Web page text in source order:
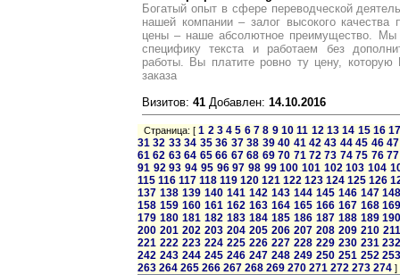
Богатый опыт в сфере переводческой
нашей компании – залог высокого качества
цены – наше абсолютное преимущество. Мы
специфику текста и работаем без
работы. Вы платите ровно ту цену,
заказа
Визитов: 41 Добавлен: 14.10.2016
Страница: [1 2 3 4 5 6 7 8 9 10 11 12 13 14 15 16
31 32 33 34 35 36 37 38 39 40 41 42 43 44 45 46 47
61 62 63 64 65 66 67 68 69 70 71 72 73 74 75 76 77
91 92 93 94 95 96 97 98 99 100 101 102 103 104
115 116 117 118 119 120 121 122 123 124 125 126
137 138 139 140 141 142 143 144 145 146 147
158 159 160 161 162 163 164 165 166 167 168
179 180 181 182 183 184 185 186 187 188 189
200 201 202 203 204 205 206 207 208 209 210 211
221 222 223 224 225 226 227 228 229 230 231
242 243 244 245 246 247 248 249 250 251 252
263 264 265 266 267 268 269 270 271 272 273 274 ]